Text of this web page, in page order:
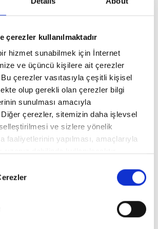
çerezler kullanılmaktadır
hizmet sunabilmek için İnternet
ve üçüncü kişilere ait çerezler
Bu çerezler vasıtasıyla çeşitli kişisel
olup gerekli olan çerezler bilgi
sunulması amacıyla
Diğer çerezler, sitemizin daha işlevsel
ve sizlere yönelik
faaliyetlerinin yapılması, amaçlarıyla
Çerezlere ilişkin detaylı bilgi
ziyaret edebilirsiniz.
Verilerin Korunması Kanunu uyarınca
26-01
₺69.90
TEK SAYI
MİNİKA GO 26-02